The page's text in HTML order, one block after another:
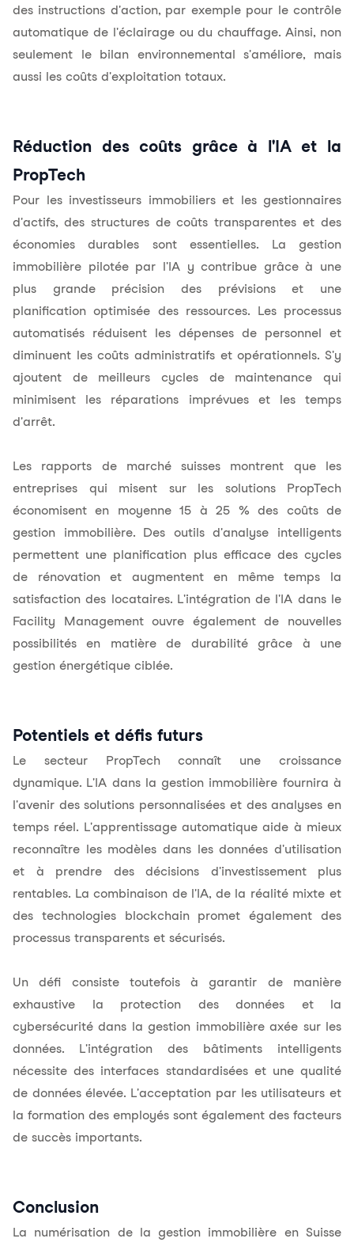
des instructions d'action, par exemple pour le contrôle
automatique de l'éclairage ou du chauffage. Ainsi, non
seulement le bilan environnemental s'améliore, mais
aussi les coûts d'exploitation totaux.
Réduction des coûts grâce à l'IA et la
PropTech
Pour les investisseurs immobiliers et les gestionnaires
d'actifs, des structures de coûts transparentes et des
économies durables sont essentielles. La gestion
immobilière pilotée par l'IA y contribue grâce à une
plus grande précision des prévisions et une
planification optimisée des ressources. Les processus
automatisés réduisent les dépenses de personnel et
diminuent les coûts administratifs et opérationnels. S'y
ajoutent de meilleurs cycles de maintenance qui
minimisent les réparations imprévues et les temps
d'arrêt.
Les rapports de marché suisses montrent que les
entreprises qui misent sur les solutions PropTech
économisent en moyenne 15 à 25 % des coûts de
gestion immobilière. Des outils d'analyse intelligents
permettent une planification plus efficace des cycles
de rénovation et augmentent en même temps la
satisfaction des locataires. L'intégration de l'IA dans le
Facility Management ouvre également de nouvelles
possibilités en matière de durabilitégrâce à une
gestion énergétique ciblée.
Potentiels et défis futurs
Le secteur PropTech connaît une croissance
dynamique. L'IA dans la gestion immobilière fournira à
l'avenir des solutions personnalisées et des analyses en
temps réel. L'apprentissage automatique aide à mieux
reconnaître les modèles dans les données d'utilisation
et à prendre des décisions d'investissement plus
rentables. La combinaison de l'IA, de la réalité mixte et
des technologies blockchain promet également des
processus transparents et sécurisés.
Un défi consiste toutefois à garantir de manière
exhaustive la protection des données et la
cybersécurité dans la gestion immobilière axée sur les
données. L'intégration des bâtiments intelligents
nécessite des interfaces standardisées et une qualité
de données élevée. L'acceptation par les utilisateurs et
la formation des employés sont également des facteurs
de succès importants.
Conclusion
La numérisation de la gestion immobilière en Suisse